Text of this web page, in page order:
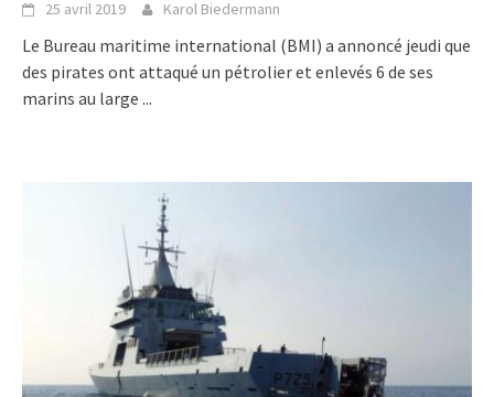
25 avril 2019 Karol Biedermann
Le Bureau maritime international (BMI) a annoncé jeudi que
des pirates ont attaqué un pétrolier et enlevés 6 de ses
marins au large ...